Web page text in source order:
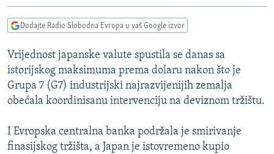
Pređite
na
VIDEO
FOTOGALERIJE
INFOGRAFIKE
PODCASTI
RAT U UKRAJINI
KINA NA BALKANU
RSE PRIČE IZ SVIJETA
ISPRIČAJ MI
DNEVNO@RSE
Dodajte Radio Slobodna Evropa u vaš Google izvor
Vrijednost japanske valute spustila se danas sa
istorijskog maksimuma prema dolaru nakon što je
Grupa 7 (G7) industrijski najrazvijenijih zemalja
obećala koordinisanu intervenciju na deviznom tržištu.
I Evropska centralna banka podržala je smirivanje
finasijskog tržišta, a Japan je istovremeno kupio